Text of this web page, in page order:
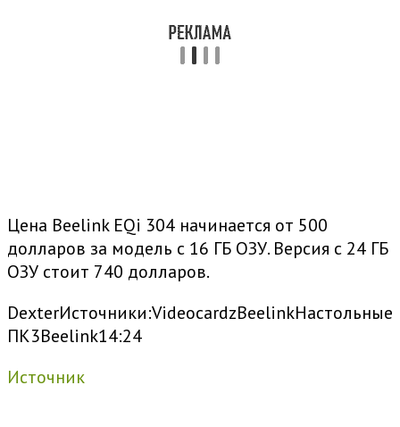
Цена Beelink EQi 304 начинается от 500
долларов за модель с 16 ГБ ОЗУ. Версия с 24 ГБ
ОЗУ стоит 740 долларов.
DexterИсточники:VideocardzBeelinkНастольные
ПК3Beelink14:24
Источник